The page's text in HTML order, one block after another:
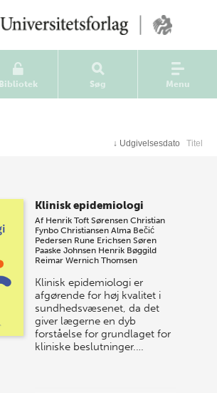
Bibliotek Søg Menu
↓ Udgivelsesdato Titel
Klinisk epidemiologi
Af Henrik Toft Sørensen Christian
Fynbo Christiansen Alma Bečić
Pedersen Rune Erichsen Søren
Paaske Johnsen Henrik Bøggild
Reimar Wernich Thomsen
Klinisk epidemiologi er
afgørende for høj kvalitet i
sundhedsvæsenet, da det
giver lægerne en dyb
forståelse for grundlaget for
kliniske beslutninger.…